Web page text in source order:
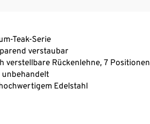
Teak-Serie
verstaubar
Rückenlehne, 7 Positionen
unbehandelt
Edelstahl